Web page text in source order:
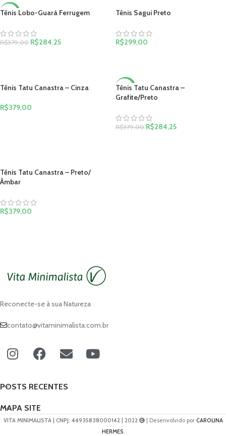
-25%
Tênis Lobo-Guará Ferrugem
R$379,00 R$284,25
Tênis Sagui Preto
R$299,00
Tênis Tatu Canastra – Cinza
R$379,00
-25%
Tênis Tatu Canastra –
Grafite/Preto
R$379,00 R$284,25
Tênis Tatu Canastra – Preto/
Âmbar
R$379,00
Reconecte-se à sua Natureza
contato@vitaminimalista.com.br
POSTS RECENTES
MAPA SITE
VITA MINIMALISTA | CNPJ: 44935838000142 | 2022 | Desenvolvido por CAROLINA
HERMES.